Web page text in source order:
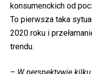
konsumenckich od
To pierwsza taka
2020 roku i
trendu.